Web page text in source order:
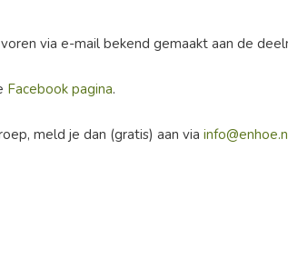
via e-mail bekend gemaakt aan de
Facebook pagina.
meld je dan (gratis) aan via